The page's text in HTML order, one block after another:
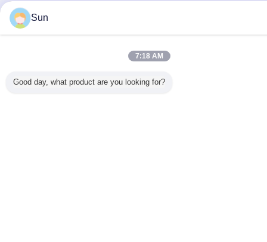
Sun
7:18 AM
Good day, what product are you looking for?